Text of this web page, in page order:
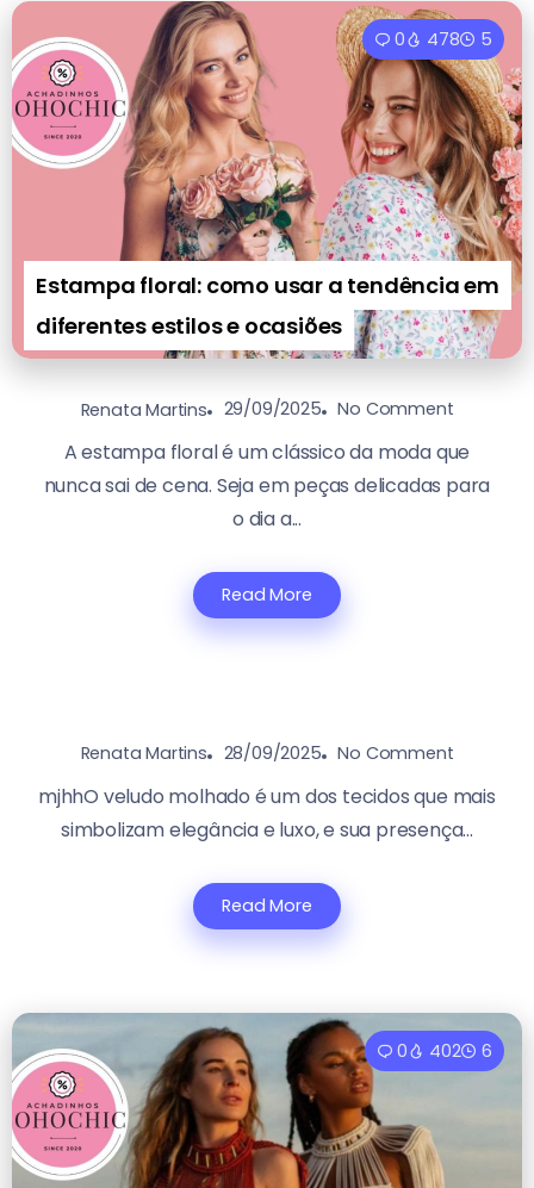
Estampa floral: como usar a tendência em
diferentes estilos e ocasiões
0 478 5
Renata Martins 29/09/2025 No Comment
A estampa floral é um clássico da moda que
nunca sai de cena. Seja em peças delicadas para
o dia a...
Read More
Renata Martins 28/09/2025 No Comment
mjhhO veludo molhado é um dos tecidos que mais
simbolizam elegância e luxo, e sua presença...
Read More
0 402 6